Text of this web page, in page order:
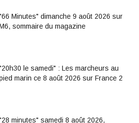
Minutes" dimanche 9 août 2026 sur
sommaire du magazine
le samedi" : Les marcheurs au
marin ce 8 août 2026 sur France 2
minutes" samedi 8 août 2026,